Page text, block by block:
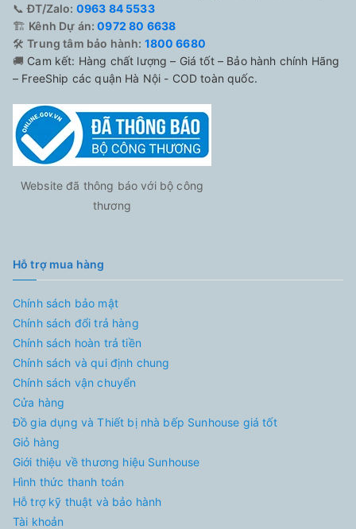
📞ĐT/Zalo: 0963 84 5533
🏗️ Kênh Dự án: 0972 80 6638
🛠️Trung tâm bảo hành: 1800 6680
🚚 Cam kết: Hàng chất lượng – Giá tốt – Bảo hành chính Hãng
– FreeShip các quận Hà Nội - COD toàn quốc.
Website đã thông báo với bộ công
thương
Hỗ trợ mua hàng
Chính sách bảo mật
Chính sách đổi trả hàng
Chính sách hoàn trả tiền
Chính sách và qui định chung
Chính sách vận chuyển
Cửa hàng
Đồ gia dụng và Thiết bị nhà bếp Sunhouse giá tốt
Giỏ hàng
Giới thiệu về thương hiệu Sunhouse
Hình thức thanh toán
Hỗ trợ kỹ thuật và bảo hành
Tài khoản